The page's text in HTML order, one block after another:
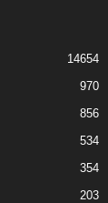
14654
970
856
534
354
203